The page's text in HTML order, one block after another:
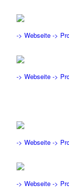
-> Webseite ->
-> Webseite ->
-> Webseite ->
-> Webseite ->